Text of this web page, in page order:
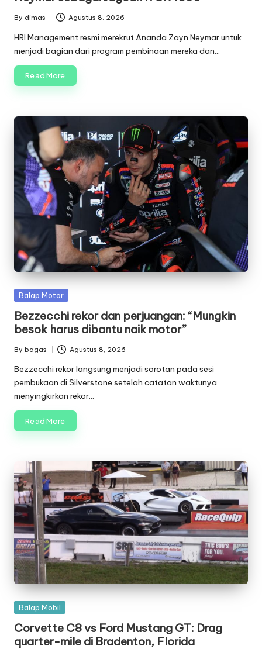
Posted
by
By dimas Agustus 8, 2026
HRI Management resmi merekrut Ananda Zayn Neymar untuk
menjadi bagian dari program pembinaan mereka dan…
Read More
Posted
Balap Motor
Bezzecchi rekor dan perjuangan: “Mungkin
besok harus dibantu naik motor”
Posted
by
By bagas Agustus 8, 2026
Bezzecchi rekor langsung menjadi sorotan pada sesi
pembukaan di Silverstone setelah catatan waktunya
menyingkirkan rekor…
Read More
Posted
Balap Mobil
Corvette C8 vs Ford Mustang GT: Drag
quarter-mile di Bradenton, Florida